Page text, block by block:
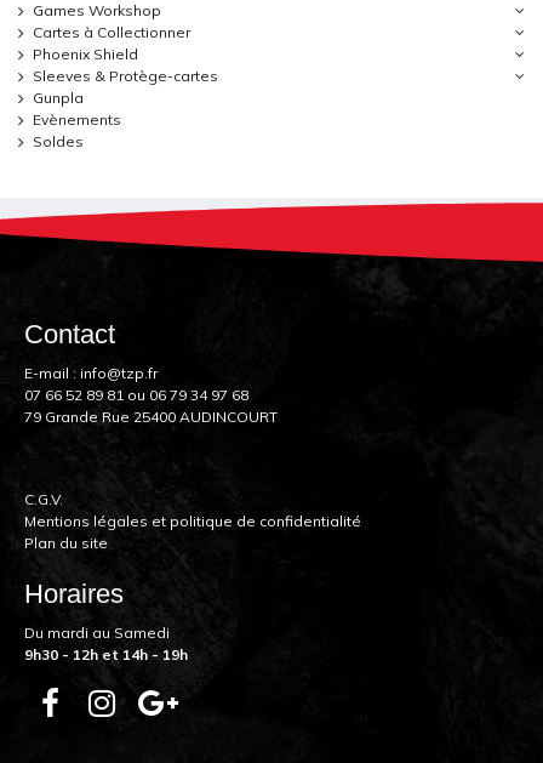
Games Workshop
Cartes à Collectionner
Phoenix Shield
Sleeves & Protège-cartes
Gunpla
Evènements
Soldes
Contact
E-mail : info@tzp.fr
07 66 52 89 81 ou 06 79 34 97 68
79 Grande Rue 25400 AUDINCOURT
C.G.V.
Mentions légales et politique de confidentialité
Plan du site
Horaires
Du mardi au Samedi
9h30 - 12h et 14h - 19h